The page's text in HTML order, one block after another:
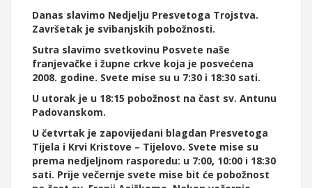
Danas slavimo Nedjelju Presvetoga Trojstva.
Završetak je svibanjskih pobožnosti.
Sutra slavimo svetkovinu Posvete naše
franjevačke i župne crkve koja je posvećena
2008. godine. Svete mise su u 7:30 i 18:30 sati.
U utorak je u 18:15 pobožnost na čast sv. Antunu
Padovanskom.
U četvrtak je zapovijedani blagdan Presvetoga
Tijela i Krvi Kristove – Tijelovo. Svete mise su
prema nedjeljnom rasporedu: u 7:00, 10:00 i 18:30
sati. Prije večernje svete mise bit će pobožnost